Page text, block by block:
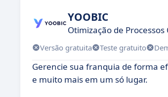
YOOBIC
Otimização de
Versão gratuita Teste gratuito
Gerencie sua franquia de forma
e muito mais em um só lugar.